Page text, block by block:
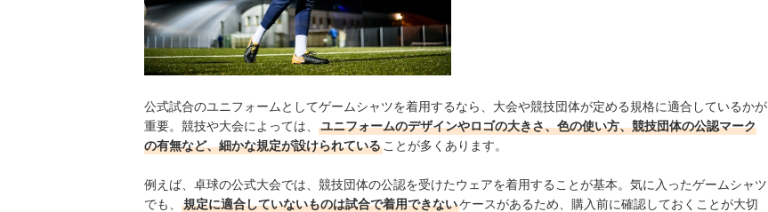
公式試合のユニフォームとしてゲームシャツを着用するなら、大会や競技団体が定める規格に適合しているかが
重要。競技や大会によっては、
ユニフォームのデザインやロゴの大きさ、色の使い方、競技団体の公認マーク
の有無など、細かな規定が設けられている ことが多くあります。
例えば、卓球の公式大会では、競技団体の公認を受けたウェアを着用することが基本。気に入ったゲームシャツ
でも、
規定に適合していないものは試合で着用できないケースがあるため、購入前に確認しておくことが大切